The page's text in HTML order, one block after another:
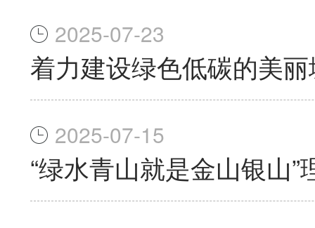
2025-07-23
着力建设绿色低碳的美
2025-07-15
“绿水青山就是金山银山